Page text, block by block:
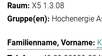
X5 1.3.08
Hochenergie